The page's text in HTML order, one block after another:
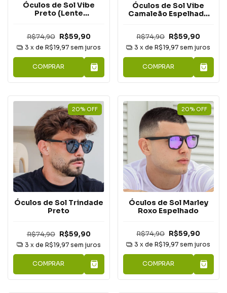
Óculos de Sol Vibe
Preto (Lente
R$74,90 R$59,90
3 x de R$19,97 sem juros
COMPRAR
Óculos de Sol Vibe
Camaleão Espelhado
R$74,90 R$59,90
3 x deR$19,97 sem juros
COMPRAR
20% OFF
Óculos de Sol Trindade
Preto
R$74,90 R$59,90
3 x de R$19,97 sem juros
COMPRAR
20% OFF
Óculos de Sol Marley
Roxo Espelhado
R$74,90 R$59,90
3 x deR$19,97 sem juros
COMPRAR